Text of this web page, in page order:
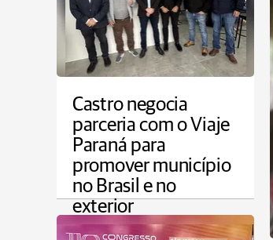
Castro negocia
parceria com o Viaje
Paraná para
promover município
no Brasil e no
exterior
CAMPOS GERAIS